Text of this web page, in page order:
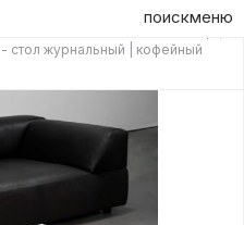
поискменю
- стол журнальный | кофейный